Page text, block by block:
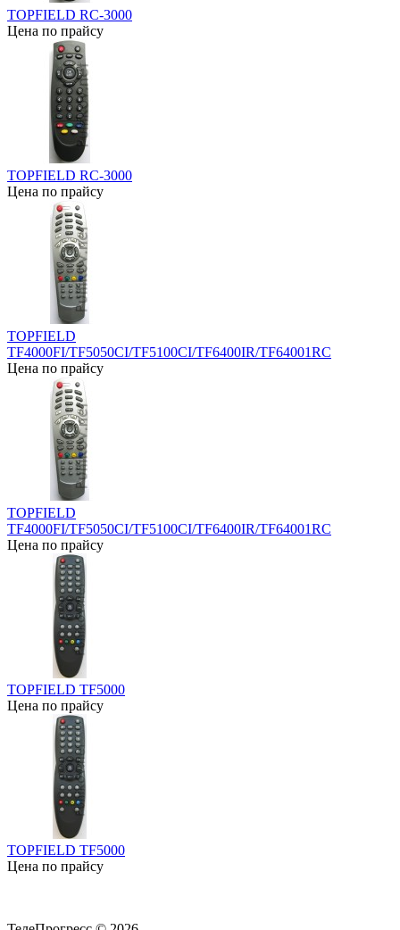
TOPFIELD RC-3000
Цена по прайсу
TOPFIELD RC-3000
Цена по прайсу
TOPFIELD
TF4000FI/TF5050CI/TF5100CI/TF6400IR/TF64001RC
Цена по прайсу
TOPFIELD
TF4000FI/TF5050CI/TF5100CI/TF6400IR/TF64001RC
Цена по прайсу
TOPFIELD TF5000
Цена по прайсу
TOPFIELD TF5000
Цена по прайсу